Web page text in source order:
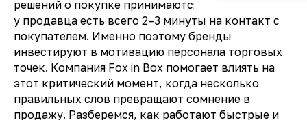
решений о покупке принимаются прямо у полки, а
у продавца есть всего 2–3 минуты на контакт с
покупателем. Именно поэтому бренды
инвестируют в мотивацию персонала торговых
точек. Компания Fox in Box помогает влиять на
этот критический момент, когда несколько
правильных слов превращают сомнение в
продажу. Разберемся, как работают быстрые и